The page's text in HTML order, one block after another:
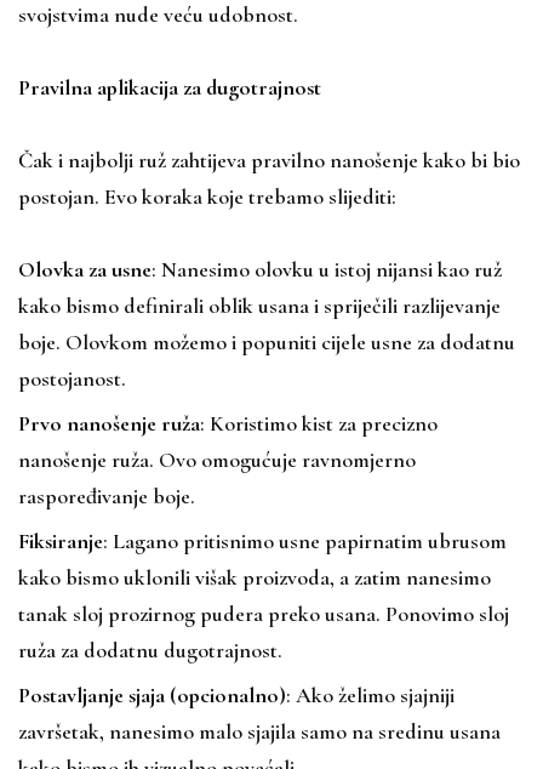
svojstvima nude veću udobnost.
Pravilna aplikacija za dugotrajnost
Čak i najbolji ruž zahtijeva pravilno nanošenje kako bi bio
postojan. Evo koraka koje trebamo slijediti:
Olovka za usne: Nanesimo olovku u istoj nijansi kao ruž
kako bismo definirali oblik usana i spriječili razlijevanje
boje. Olovkom možemo i popuniti cijele usne za dodatnu
postojanost.
Prvo nanošenje ruža: Koristimo kist za precizno
nanošenje ruža. Ovo omogućuje ravnomjerno
raspoređivanje boje.
Fiksiranje: Lagano pritisnimo usne papirnatim ubrusom
kako bismo uklonili višak proizvoda, a zatim nanesimo
tanak sloj prozirnog pudera preko usana. Ponovimo sloj
ruža za dodatnu dugotrajnost.
Postavljanje sjaja (opcionalno): Ako želimo sjajniji
završetak, nanesimo malo sjajila samo na sredinu usana